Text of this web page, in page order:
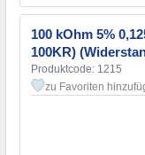
100 kOhm 5%
100KR)
Produktcode: 1215
zu Favoriten